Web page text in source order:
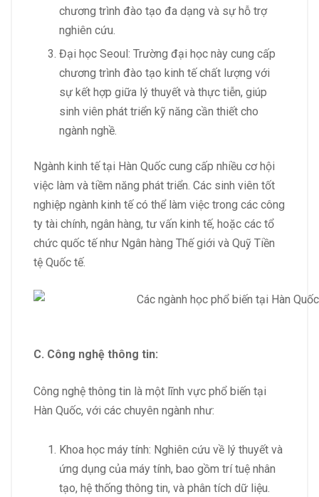
chương trình đào tạo đa dạng và sự hỗ trợ
nghiên cứu.
Đại học Seoul: Trường đại học này cung cấp
chương trình đào tạo kinh tế chất lượng với
sự kết hợp giữa lý thuyết và thực tiễn, giúp
sinh viên phát triển kỹ năng cần thiết cho
ngành nghề.
Ngành kinh tế tại Hàn Quốc cung cấp nhiều cơ hội
việc làm và tiềm năng phát triển. Các sinh viên tốt
nghiệp ngành kinh tế có thể làm việc trong các công
ty tài chính, ngân hàng, tư vấn kinh tế, hoặc các tổ
chức quốc tế như Ngân hàng Thế giới và Quỹ Tiền
tệ Quốc tế.
C. Công nghệ thông tin:
Công nghệ thông tin là một lĩnh vực phổ biến tại
Hàn Quốc, với các chuyên ngành như:
Khoa học máy tính: Nghiên cứu về lý thuyết và
ứng dụng của máy tính, bao gồm trí tuệ nhân
tạo, hệ thống thông tin, và phân tích dữ liệu.